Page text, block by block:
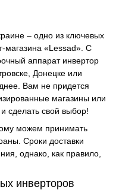
– одно из ключевых
магазина «Lessad». С
аппарат инвертор
Донецке или
Вам не придется
магазины или
сделать свой выбор!
можем принимать
Сроки доставки
однако, как правило,
инверторов